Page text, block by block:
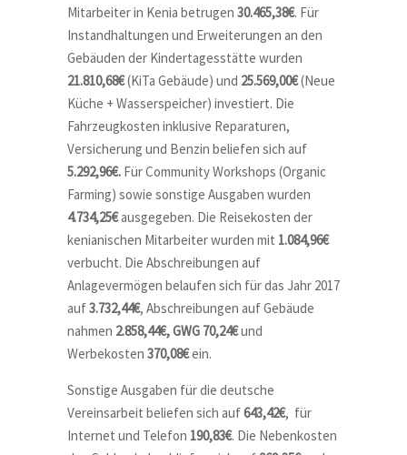
Mitarbeiter in Kenia betrugen 30.465,38€. Für
Instandhaltungen und Erweiterungen an den
Gebäuden der Kindertagesstätte wurden
21.810,68€(KiTa Gebäude) und 25.569,00€(Neue
Küche + Wasserspeicher) investiert. Die
Fahrzeugkosten inklusive Reparaturen,
Versicherung und Benzin beliefen sich auf
5.292,96€. Für Community Workshops (Organic
Farming) sowie sonstige Ausgaben wurden
4.734,25€ausgegeben. Die Reisekosten der
kenianischen Mitarbeiter wurden mit 1.084,96€
verbucht. Die Abschreibungen auf
Anlagevermögen belaufen sich für das Jahr 2017
auf3.732,44€, Abschreibungen auf Gebäude
nahmen 2.858,44€, GWG 70,24€und
Werbekosten 370,08€ein.
Sonstige Ausgaben für die deutsche
Vereinsarbeit beliefen sich auf643,42€, für
Internet und Telefon 190,83€. Die Nebenkosten